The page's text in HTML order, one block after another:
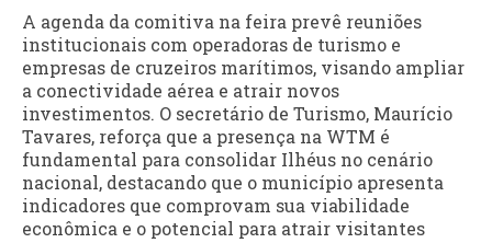
A agenda da comitiva na feira prevê reuniões
institucionais com operadoras de turismo e
empresas de cruzeiros marítimos, visando ampliar
a conectividade aérea e atrair novos
investimentos. O secretário de Turismo, Maurício
Tavares, reforça que a presença na WTM é
fundamental para consolidar Ilhéus no cenário
nacional, destacando que o município apresenta
indicadores que comprovam sua viabilidade
econômica e o potencial para atrair visitantes